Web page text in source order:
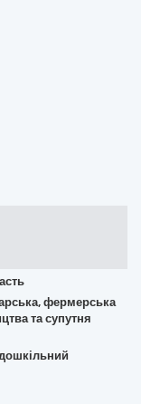
фермерська
та супутня